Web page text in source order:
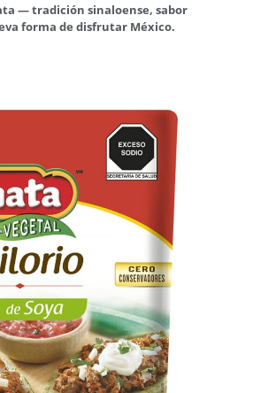
— tradición sinaloense, sabor
forma de disfrutar México.